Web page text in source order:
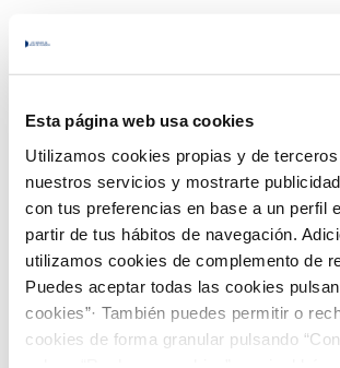
Esta página web usa cookies
Utilizamos cookies propias y de
nuestros servicios y mostrarte
con tus preferencias en base a un perfil
partir de tus hábitos de navegación.
utilizamos cookies de complemento de
Puedes aceptar todas las cookies
cookies”· También puedes permitir o
cookies de forma granular pulsando